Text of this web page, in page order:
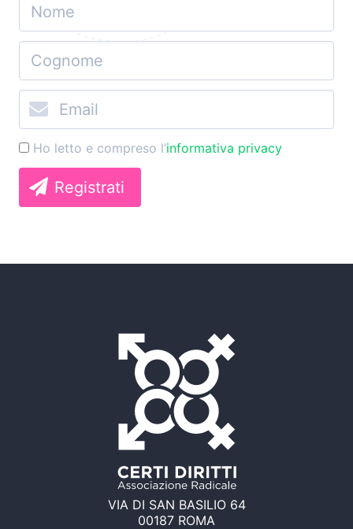
Ho letto e compreso l’informativa privacy
Registrati
VIA DI SAN BASILIO 64
00187 ROMA